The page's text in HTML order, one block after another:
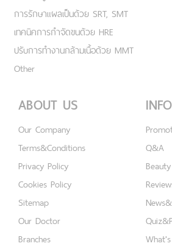
การรักษาแผลเป็นด้วย SRT, SMT
เทคนิคการกำจัดขนด้วย HRE
ปรับการทำงานกล้ามเนื้อด้วย MMT
Other
ABOUT US
Our Company
Terms&Conditions
Privacy Policy
Cookies Policy
Sitemap
Our Doctor
Branches
Q&A